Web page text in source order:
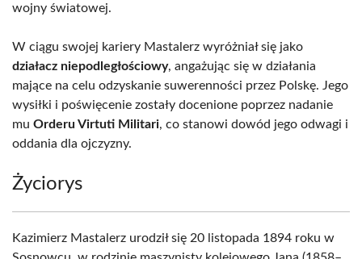
wojny światowej.
W ciągu swojej kariery Mastalerz wyróżniał się jako
działacz niepodległościowy, angażując się w działania
mające na celu odzyskanie suwerenności przez Polskę. Jego
wysiłki i poświęcenie zostały docenione poprzez nadanie
mu Orderu Virtuti Militari, co stanowi dowód jego odwagi i
oddania dla ojczyzny.
Życiorys
Kazimierz Mastalerz urodził się 20 listopada 1894 roku w